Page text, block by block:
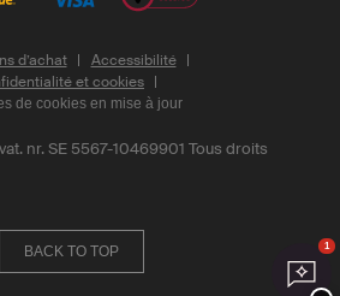
d’achat
Accessibilité
et cookies
de cookies en mise à jour
nr. SE 5567-10469901 Tous droits
BACK TO TOP 1